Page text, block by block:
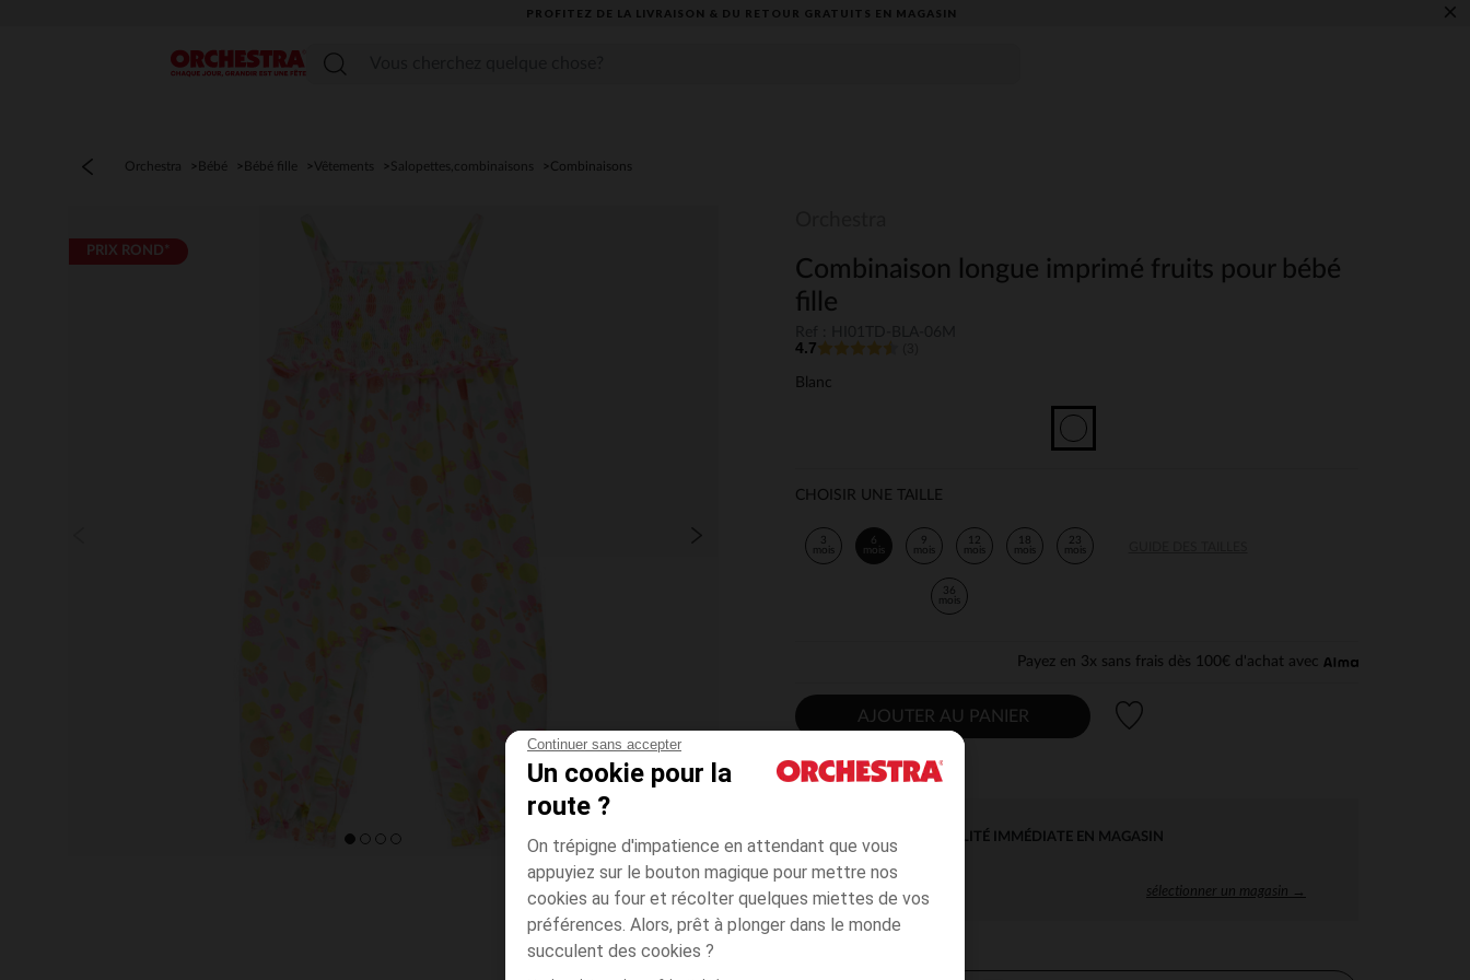
Continuer sans accepter
Un cookie pour la
route ?
On trépigne d'impatience en attendant que vous
appuyiez sur le bouton magique pour mettre nos
cookies au four et récolter quelques miettes de vos
préférences. Alors, prêt à plonger dans le monde
succulent des cookies ?
PROFITEZ DE LA LIVRAISON & DU RETOUR GRATUITS EN MAGASIN​ ×
Menu
Orchestra Bébé Bébé fille Vêtements Salopettes,combinaisons Combinaisons
PRIX ROND*
Combinaison longue imprimé fruits pour bébé
fille
4.7
Blanc
CHOISIR UNE TAILLE
3
mois
6
mois
9
mois
12
mois
18
mois
23
mois
36
mois
Payez en 3x sans frais dès 100€ d'achat avec
AJOUTER AU PANIER
DISPONIBILITÉ IMMÉDIATE EN MAGASIN
sélectionner un magasin →